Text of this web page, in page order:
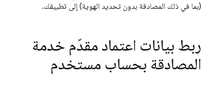
(بما في ذلك المصادقة بدون تحديد الهوية) إلى تطبيقك.
ربط بيانات اعتماد مقدّم خدمة
المصادقة بحساب مستخدم